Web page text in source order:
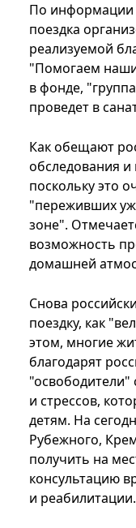
По информации
поездка
реализуемой
"Помогаем
в фонде,
проведет в
Как обещают
обследования
поскольку это
"переживших
зоне".
возможность
домашней
Снова
поездку, как
этом, многие
благодарят
"освободители"
и стрессов,
детям. На
Рубежного,
получить на
консультацию
и реабилитации.